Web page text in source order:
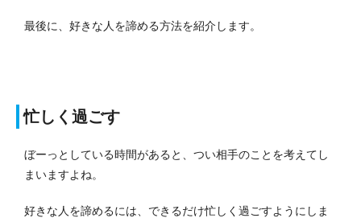
最後に、好きな人を諦める方法を紹介します。
忙しく過ごす
ぼーっとしている時間があると、つい相手のことを考えてし
まいますよね。
好きな人を諦めるには、できるだけ忙しく過ごすようにしま